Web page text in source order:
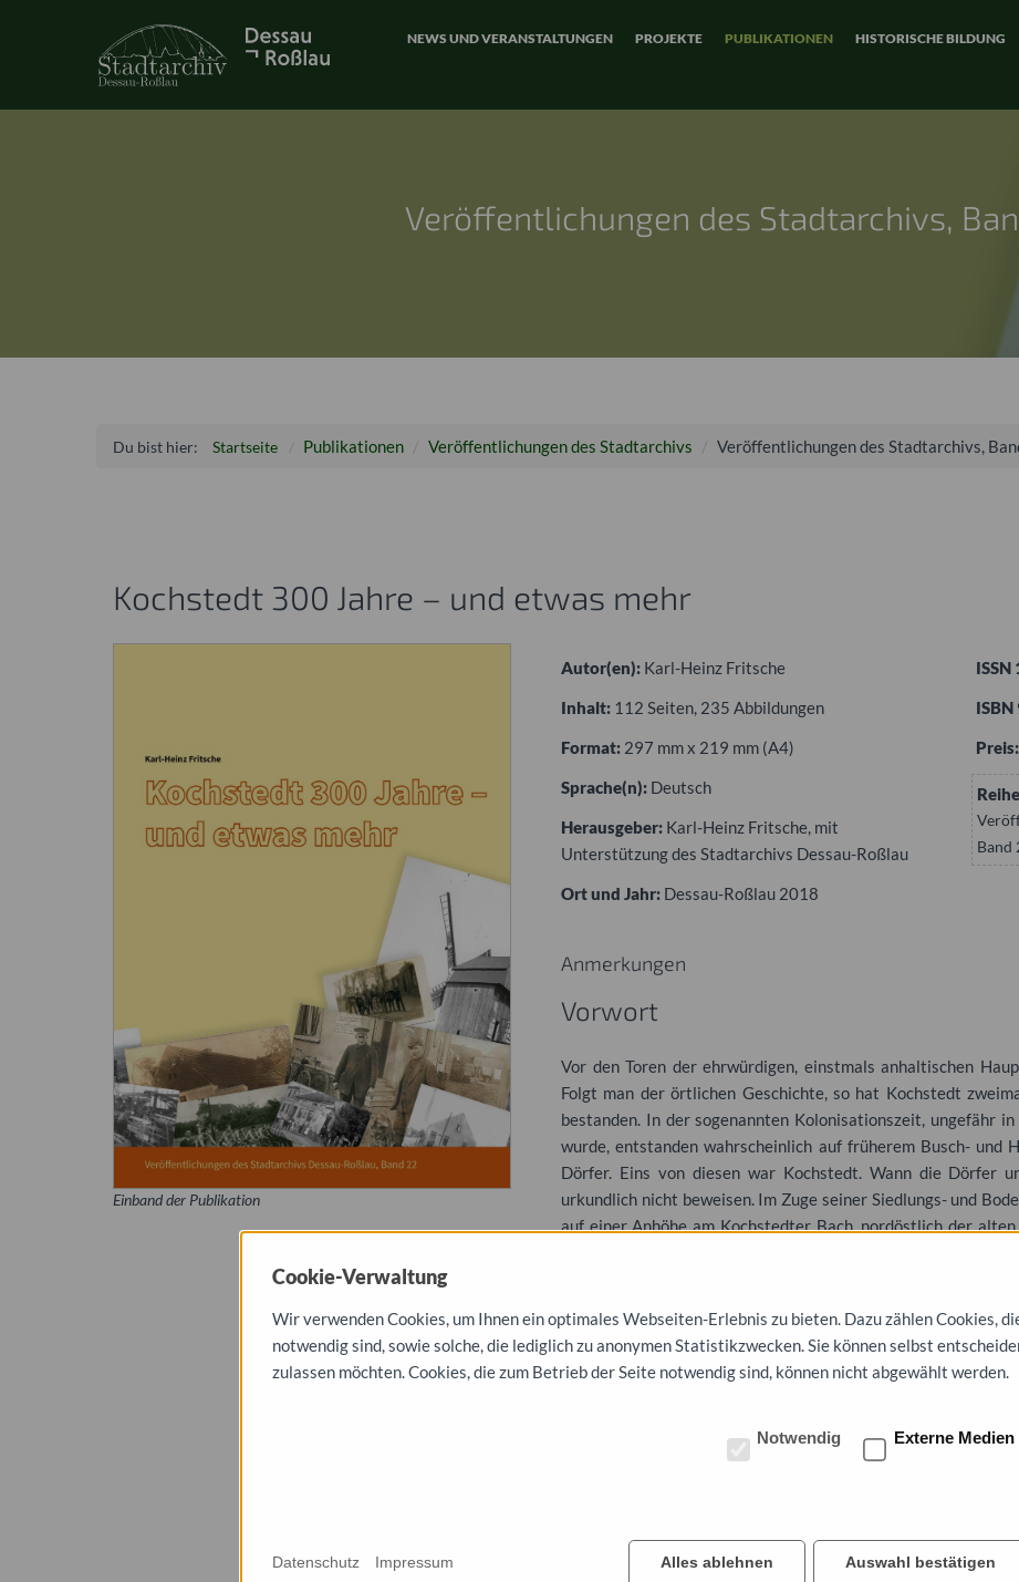
NEWS UND VERANSTALTUNGEN PROJEKTE PUBLIKATIONEN HISTORISCHE BILDUNG
Veröffentlichungen des Stadtarchivs,
Du bist hier: Startseite Publikationen Veröffentlichungen des Stadtarchivs Veröffentlichungen des Stadtarchivs,
Kochstedt 300 Jahre – und etwas mehr
Einband der Publikation
Autor(en): Karl-Heinz Fritsche
Inhalt: 112 Seiten, 235 Abbildungen
Format: 297 mm x 219 mm (A4)
Sprache(n): Deutsch
Herausgeber: Karl-Heinz Fritsche, mit
Unterstützung des Stadtarchivs Dessau-Roßlau
Ort und Jahr: Dessau-Roßlau 2018
Preis:
Band
Anmerkungen
Vorwort
Vor den Toren der ehrwürdigen, einstmals anhaltischen
Folgt man der örtlichen Geschichte, so hat Kochstedt
bestanden. In der sogenannten Kolonisationszeit, ungefähr
wurde, entstanden wahrscheinlich auf früherem Busch- und
Dörfer. Eins von diesen war Kochstedt. Wann die Dörfer
urkundlich nicht beweisen. Im Zuge seiner Siedlungs- und
auf einer Anhöhe am Kochstedter Bach, nordöstlich der
etwa zwei Jahren wurde ab 1708 ein kleinbäuerliches Dorf
denn die Ereignisse der Geschichte, der Region und des
vorbeigegangen. Auf den kargen Böden konnten nie
einfach und sparsam gelebt werden musste. Trotz
verschiedenster Formen entwickelt. Hier sind besonders der
Feste wurden zwar nicht üppig, aber immer feierlich
Errichtung der Flak-Kaserne in den 1930er Jahren ein
durchgängig als Kaserne genutzt worden.
In Alt-Kochstedt sind die dörflichen Strukturmerkmale
der Wolfsgartenstraße sichtbar. Mit dem Bau der
Viel wurde über die eigenwillige Bauweise der
vielen Familien aufgrund ihrer Lage sehr gut angenommen.
Cookie-Verwaltung
Wir verwenden Cookies, um Ihnen ein optimales Webseiten-Erlebnis zu bieten. Dazu zählen Cookies,
notwendig sind, sowie solche, die lediglich zu anonymen Statistikzwecken. Sie können selbst
zulassen möchten. Cookies, die zum Betrieb der Seite notwendig sind, können nicht abgewählt werden.
Notwendig Externe Medien
Alles ablehnen Auswahl bestätigen
Datenschutz Impressum